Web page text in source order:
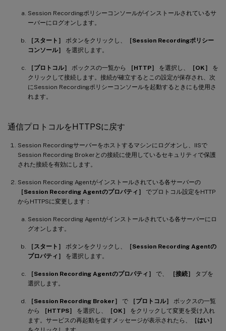
Session Recordingポリシーコンソールがインストールされているサ
ーバーにログオンします。
［スタート］ ボタンをクリックし、
［Session Recordingポリシー
コンソール］
を選択します。
［プロトコル］ ボックスの一覧から ［HTTP］ を選択し、 ［OK］
を
クリックして接続します。接続が確立するとこの設定が保存され、次
にSession Recordingポリシーコンソールを起動するときにも使用さ
れます。
通信プロトコルをHTTPSに戻す
Session Recordingサーバーをホストするマシンにログオンし、IISで
Session Recording Brokerとの接続に使用しているセキュリティで保護
された接続を有効にします。
Session Recording Agentがインストールされている各サーバーの
［Session Recording Agentのプロパティ］
でプロトコル設定をHTTP
からHTTPSに変更します：
Session Recording Agentがインストールされている各サーバーにロ
グオンします。
［スタート］ ボタンをクリックし、
［Session Recording Agentの
プロパティ］
を選択します。
［Session Recording Agentのプロパティ］ で、 ［接続］
タブを
選択します。
［Session Recording Broker］ で ［プロトコル］
ボックスの一覧
から
［HTTPS］ を選択し、 ［OK］
をクリックして変更を受け入れ
ます。サービスの再起動を促すメッセージが表示されたら、
［はい］